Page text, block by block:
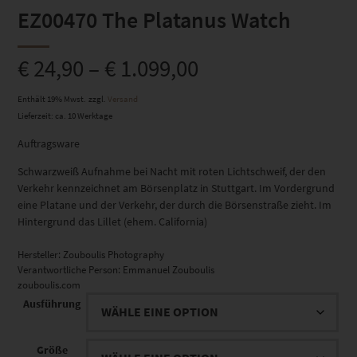
EZ00470 The Platanus Watch
€24,90 – € 1.099,00
Enthält 19% Mwst. zzgl. Versand
Lieferzeit: ca. 10 Werktage
Auftragsware
Schwarzweiß Aufnahme bei Nacht mit roten Lichtschweif, der den
Verkehr kennzeichnet am Börsenplatz in Stuttgart. Im Vordergrund
eine Platane und der Verkehr, der durch die Börsenstraße zieht. Im
Hintergrund das Lillet (ehem. California)
Hersteller: Zouboulis Photography
Verantwortliche Person: Emmanuel Zouboulis
zouboulis.com
Ausführung
Größe